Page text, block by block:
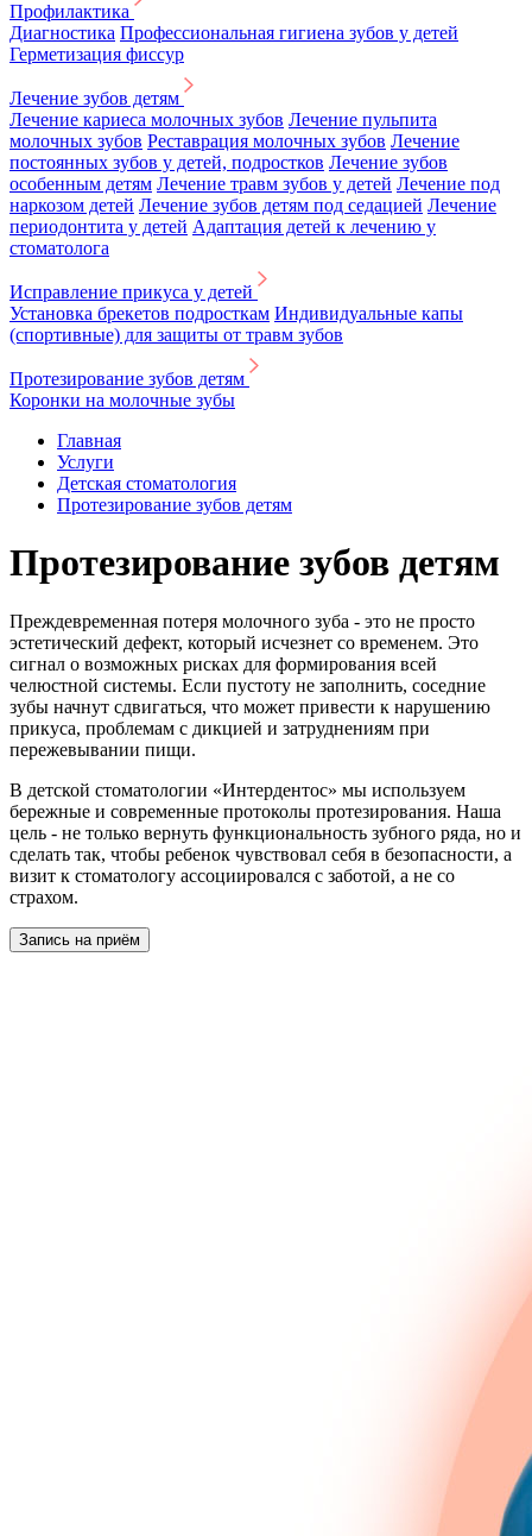
Профилактика
Диагностика Профессиональная гигиена зубов у детей
Герметизация фиссур
Лечение зубов детям
Лечение кариеса молочных зубов Лечение пульпита
молочных зубов Реставрация молочных зубов Лечение
постоянных зубов у детей, подростков Лечение зубов
особенным детям Лечение травм зубов у детей Лечение под
наркозом детей Лечение зубов детям под седацией Лечение
периодонтита у детей Адаптация детей к лечению у
стоматолога
Исправление прикуса у детей
Установка брекетов подросткам Индивидуальные капы
(спортивные) для защиты от травм зубов
Протезирование зубов детям
Коронки на молочные зубы
Главная
Услуги
Детская стоматология
Протезирование зубов детям
Протезирование зубов детям
Преждевременная потеря молочного зуба - это не просто
эстетический дефект, который исчезнет со временем. Это
сигнал о возможных рисках для формирования всей
челюстной системы. Если пустоту не заполнить, соседние
зубы начнут сдвигаться, что может привести к нарушению
прикуса, проблемам с дикцией и затруднениям при
пережевывании пищи.
В детской стоматологии «Интердентос» мы используем
бережные и современные протоколы протезирования. Наша
цель - не только вернуть функциональность зубного ряда, но и
сделать так, чтобы ребенок чувствовал себя в безопасности, а
визит к стоматологу ассоциировался с заботой, а не со
страхом.
Запись на приём